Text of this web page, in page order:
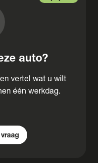
auto?
vertel wat u wilt
één werkdag.